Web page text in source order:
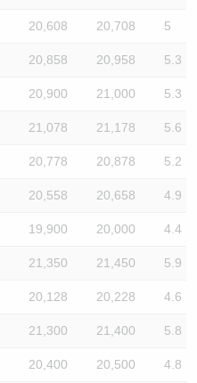
20,608 20,708 5
20,858 20,958 5.3
20,900 21,000 5.3
21,078 21,178 5.6
20,778 20,878 5.2
20,558 20,658 4.9
19,900 20,000 4.4
21,350 21,450 5.9
20,128 20,228 4.6
21,300 21,400 5.8
20,400 20,500 4.8